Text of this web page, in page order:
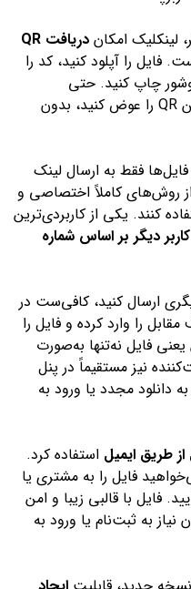
لینکلیک امکان
دریافت QR
فایل را آپلود کنید، کد را
چاپ کنید. حتی
می‌توانید در آینده، فایل پشت همین QR را عوض کنید، بدون
فایل‌ها فقط به ارسال لینک
روش‌های کاملاً اختصاصی و
کنند. یکی از کاربردی‌ترین
دیگر بر اساس شماره
ارسال کنید، کافی‌ست در
را وارد کرده و فایل را
فایل نه‌تنها به‌صورت
نیز مستقیماً در پنل
دانلود مجدد یا ورود به
از طریق ایمیل استفاده کرد.
فایل را به مشتری یا
فایل با قالبی زیبا و امن
به ثبت‌نام یا ورود به